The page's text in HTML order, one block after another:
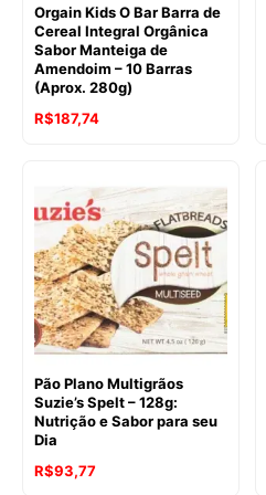
Orgain Kids O Bar Barra de
Cereal Integral Orgânica
Sabor Manteiga de
Amendoim – 10 Barras
(Aprox. 280g)
R$187,74
Pão Plano Multigrãos
Suzie’s Spelt – 128g:
Nutrição e Sabor para seu
Dia
O
R$93,77O